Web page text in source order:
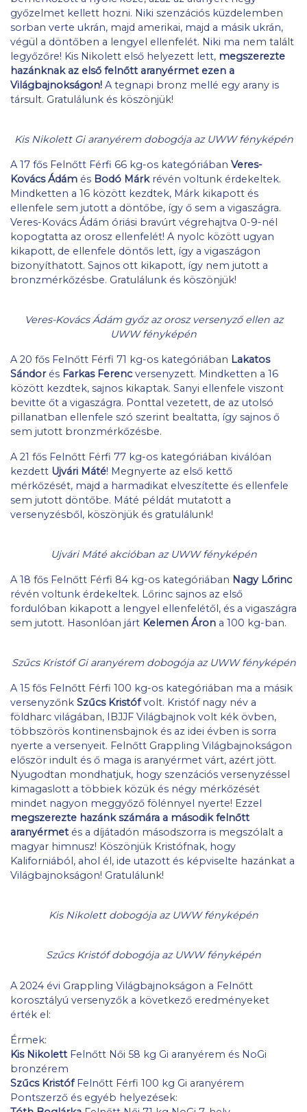
győzelmet kellett hozni. Niki szenzációs küzdelemben
sorban verte ukrán, majd amerikai, majd a másik ukrán,
végül a döntőben a lengyel ellenfelét. Niki ma nem talált
legyőzőre! Kis Nikolett első helyezett lett, megszerezte
hazánknak az első felnőtt aranyérmet ezen a
Világbajnokságon! A tegnapi bronz mellé egy arany is
társult. Gratulálunk és köszönjük!
Kis Nikolett Gi aranyérem dobogója az UWW fényképén
A 17 fős Felnőtt Férfi 66 kg-os kategóriában Veres-
Kovács Ádám és Bodó Márkrévén voltunk érdekeltek.
Mindketten a 16 között kezdtek, Márk kikapott és
ellenfele sem jutott a döntőbe, így ő sem a vigaszágra.
Veres-Kovács Ádám óriási bravúrt végrehajtva 0-9-nél
kopogtatta az orosz ellenfelét! A nyolc között ugyan
kikapott, de ellenfele döntős lett, így a vigaszágon
bizonyíthatott. Sajnos ott kikapott, így nem jutott a
bronzmérkőzésbe. Gratulálunk és köszönjük!
Veres-Kovács Ádám győz az orosz versenyző ellen az
UWW fényképén
A 20 fős Felnőtt Férfi 71 kg-os kategóriában Lakatos
Sándorés Farkas Ferencversenyzett. Mindketten a 16
között kezdtek, sajnos kikaptak. Sanyi ellenfele viszont
bevitte őt a vigaszágra. Ponttal vezetett, de az utolsó
pillanatban ellenfele szó szerint bealtatta, így sajnos ő
sem jutott bronzmérkőzésbe.
A 21 fős Felnőtt Férfi 77 kg-os kategóriában kiválóan
kezdett Ujvári Máté! Megnyerte az első kettő
mérkőzését, majd a harmadikat elveszítette és ellenfele
sem jutott döntőbe. Máté példát mutatott a
versenyzésből, köszönjük és gratulálunk!
Ujvári Máté akcióban az UWW fényképén
A 18 fős Felnőtt Férfi 84 kg-os kategóriában Nagy Lőrinc
révén voltunk érdekeltek. Lőrinc sajnos az első
fordulóban kikapott a lengyel ellenfelétől, és a vigaszágra
sem jutott. Hasonlóan járt Kelemen Áron a 100 kg-ban.
Szűcs Kristóf Gi aranyérem dobogója az UWW fényképén
A 15 fős Felnőtt Férfi 100 kg-os kategóriában ma a másik
versenyzőnk Szűcs Kristófvolt. Kristóf nagy név a
földharc világában, IBJJF Világbajnok volt kék övben,
többszörös kontinensbajnok és az idei évben is sorra
nyerte a versenyeit. Felnőtt Grappling Világbajnokságon
először indult és ő maga is aranyérmet várt, azért jött.
Nyugodtan mondhatjuk, hogy szenzációs versenyzéssel
kimagaslott a többiek közük és négy mérkőzését
mindet nagyon meggyőző fölénnyel nyerte! Ezzel
megszerezte hazánk számára a második felnőtt
aranyérmetés a díjátadón másodszorra is megszólalt a
magyar himnusz! Köszönjük Kristófnak, hogy
Kaliforniából, ahol él, ide utazott és képviselte hazánkat a
Világbajnokságon! Gratulálunk!
Kis Nikolett dobogója az UWW fényképén
Szűcs Kristóf dobogója az UWW fényképén
A 2024 évi Grappling Világbajnokságon a Felnőtt
korosztályú versenyzők a következő eredményeket
érték el:
Érmek:
Kis NikolettFelnőtt Női 58 kg Gi aranyérem és NoGi
bronzérem
Szűcs KristófFelnőtt Férfi 100 kg Gi aranyérem
Pontszerző és egyéb helyezések: